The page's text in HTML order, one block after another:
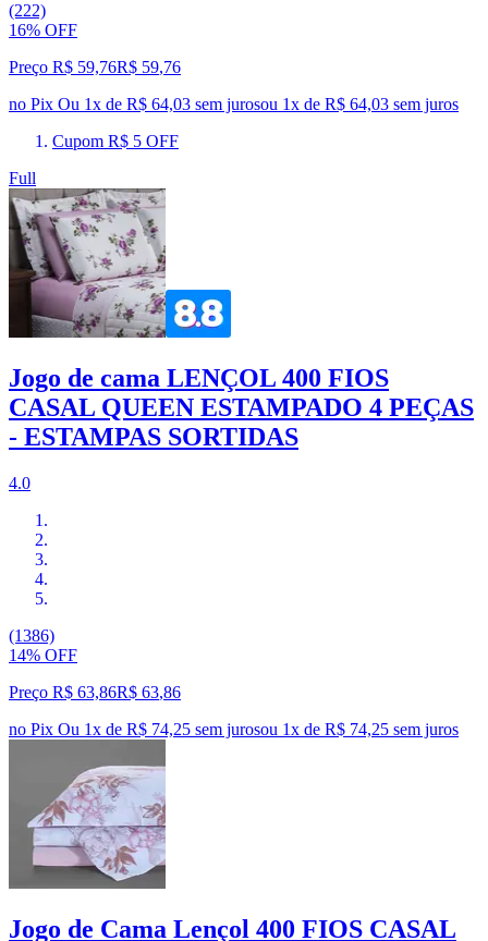
(222)
16% OFF
Preço R$ 59,76R$ 59,76
no Pix Ou 1x de R$ 64,03 sem jurosou 1x de R$ 64,03 sem juros
Cupom R$ 5 OFF
Full
Jogo de cama LENÇOL 400 FIOS
CASAL QUEEN ESTAMPADO 4 PEÇAS
- ESTAMPAS SORTIDAS
4.0
(1386)
14% OFF
Preço R$ 63,86R$ 63,86
no Pix Ou 1x de R$ 74,25 sem jurosou 1x de R$ 74,25 sem juros
Jogo de Cama Lençol 400 FIOS CASAL